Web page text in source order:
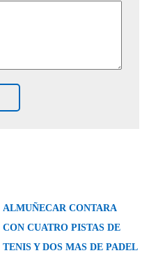
ALMUÑECAR CONTARA
CON CUATRO PISTAS DE
TENIS Y DOS MAS DE PADEL